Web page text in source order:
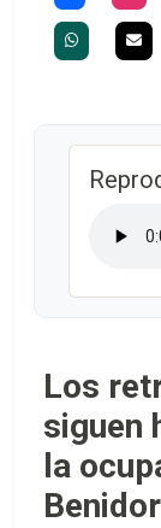
Los
siguen
la